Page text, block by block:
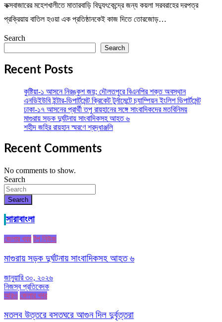
কক্সবাজারের মহেশখালীতে মাতারবাড়ি বিদ্যুৎকেন্দ্রে জন্য কয়লা সরবরাহের দরপত্র
প্রক্রিয়ায় বাতিল হওয়া এক প্রতিষ্ঠানকেই কাজ দিতে তোরজোড়…
Search
Search
Recent Posts
কুষ্টিয়া-১ আসনে নিরঙ্কুশ জয়; দৌলতপুরে বিএনপির শক্ত অবস্থান
এনডিইউবি ইন্টার-ডিপার্টমেন্ট ক্রিকেট টুর্নামেন্টে চ্যাম্পিয়ন ইংলিশ ডিপার্টমেন্ট
ঢাকা-১৭ আসনের প্রার্থী তপু রায়হানের সঙ্গে সাংবাদিকদের মতবিনিময়
মাগুরায় সড়ক দুর্ঘটনায় সাংবাদিকসহ আহত ৬
শহীদ জহির রায়হান স্মরণে শ্রদ্ধাঞ্জলি
Recent Comments
No comments to show.
Search
Search
সারাবাংলা
জেলার খবর টপ নিউজ
মাগুরায় সড়ক দুর্ঘটনায় সাংবাদিকসহ আহত ৬
জানুয়ারি ৩০, ২০২৬
নিজস্ব প্রতিবেদক
আরও জেলার খবর
মতলব উত্তরে বসতঘরে আগুন দিল দুর্বৃত্তরা